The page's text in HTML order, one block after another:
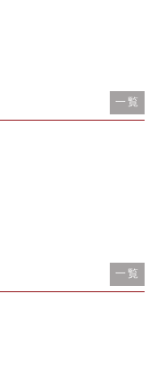
一覧
一覧